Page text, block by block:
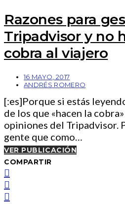
Razones para
Tripadvisor y no
cobra al viajero
16 MAYO, 2017
ANDRÉS ROMERO
[:es]Porque si estás
de los que «hacen la
opiniones del Tripadvisor.
gente que como…
VER PUBLICACIÓN
COMPARTIR